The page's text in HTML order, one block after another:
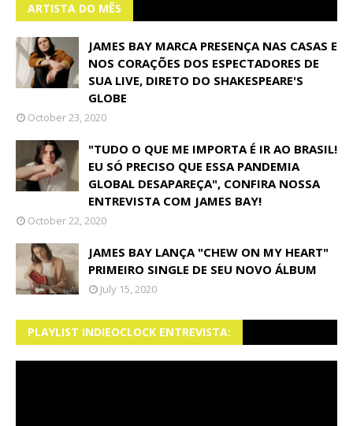
ARTISTA DO MÊS
JAMES BAY MARCA PRESENÇA NAS CASAS E
NOS CORAÇÕES DOS ESPECTADORES DE
SUA LIVE, DIRETO DO SHAKESPEARE'S
GLOBE
October 23, 2020
"TUDO O QUE ME IMPORTA É IR AO BRASIL!
EU SÓ PRECISO QUE ESSA PANDEMIA
GLOBAL DESAPAREÇA", CONFIRA NOSSA
ENTREVISTA COM JAMES BAY!
October 22, 2020
JAMES BAY LANÇA "CHEW ON MY HEART"
PRIMEIRO SINGLE DE SEU NOVO ÁLBUM
July 15, 2020
PLAYLIST INDIEOCLOCK ENTREVISTA: